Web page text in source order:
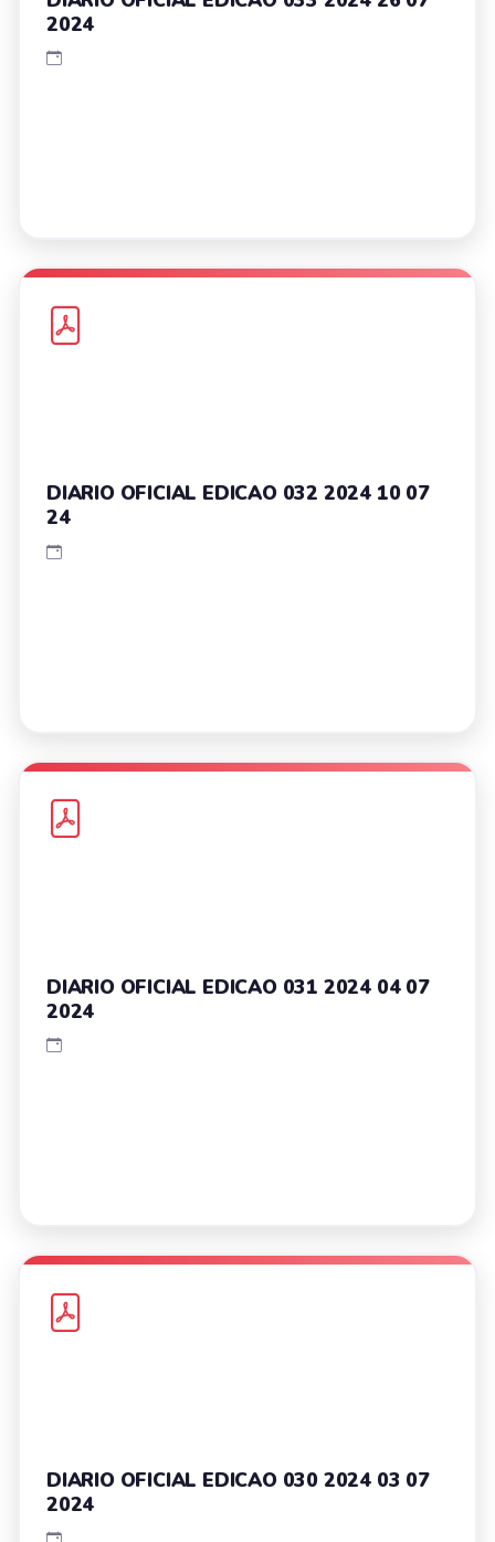
2024
DIARIO OFICIAL EDICAO 032 2024 10 07
24
DIARIO OFICIAL EDICAO 031 2024 04 07
2024
DIARIO OFICIAL EDICAO 030 2024 03 07
2024